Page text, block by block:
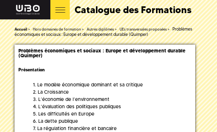
Catalogue des Formations
Accueil Hors domaines de formation Autres diplômes UEs transversales proposées
Problèmes
économiques et sociaux : Europe et développement durable (Quimper)
Problèmes économiques et sociaux : Europe et développement durable
(Quimper)
Présentation
Le modèle économique dominant et sa critique
La Croissance
L’économie de l’environnement
L’évaluation des politiques publiques
Les difficultés en Europe
La dette publique
La régulation financière et bancaire